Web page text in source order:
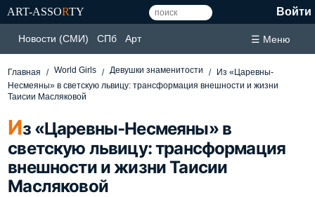
ART-ASSORTY Войти
Новости (СМИ) СПб Арт ☰ Меню
Главная World Girls Девушки знаменитости
Из «Царевны-
Несмеяны» в светскую львицу: трансформация внешности и жизни
Таисии Масляковой
Из «Царевны-Несмеяны» в
светскую львицу: трансформация
внешности и жизни Таисии
Масляковой